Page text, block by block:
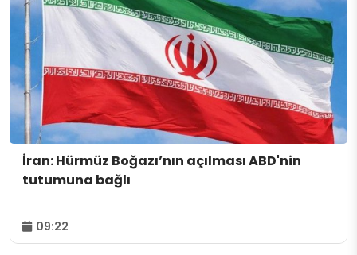
İran: Hürmüz Boğazı’nın açılması ABD'nin
tutumuna bağlı
09:22